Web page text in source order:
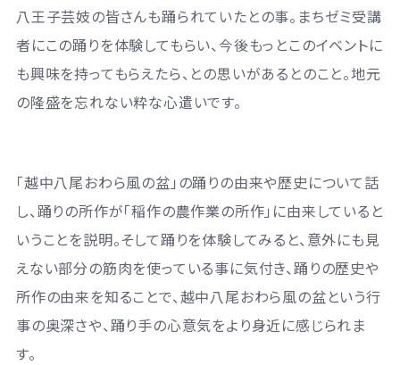
八王子芸妓の皆さんも踊られていたとの事。まちゼミ受講
者にこの踊りを体験してもらい、今後もっとこのイベントに
も興味を持ってもらえたら、との思いがあるとのこと。地元
の隆盛を忘れない粋な心遣いです。
「越中八尾おわら風の盆」の踊りの由来や歴史について話
し、踊りの所作が「稲作の農作業の所作」に由来していると
いうことを説明。そして踊りを体験してみると、意外にも見
えない部分の筋肉を使っている事に気付き、踊りの歴史や
所作の由来を知ることで、越中八尾おわら風の盆という行
事の奥深さや、踊り手の心意気をより身近に感じられま
す。